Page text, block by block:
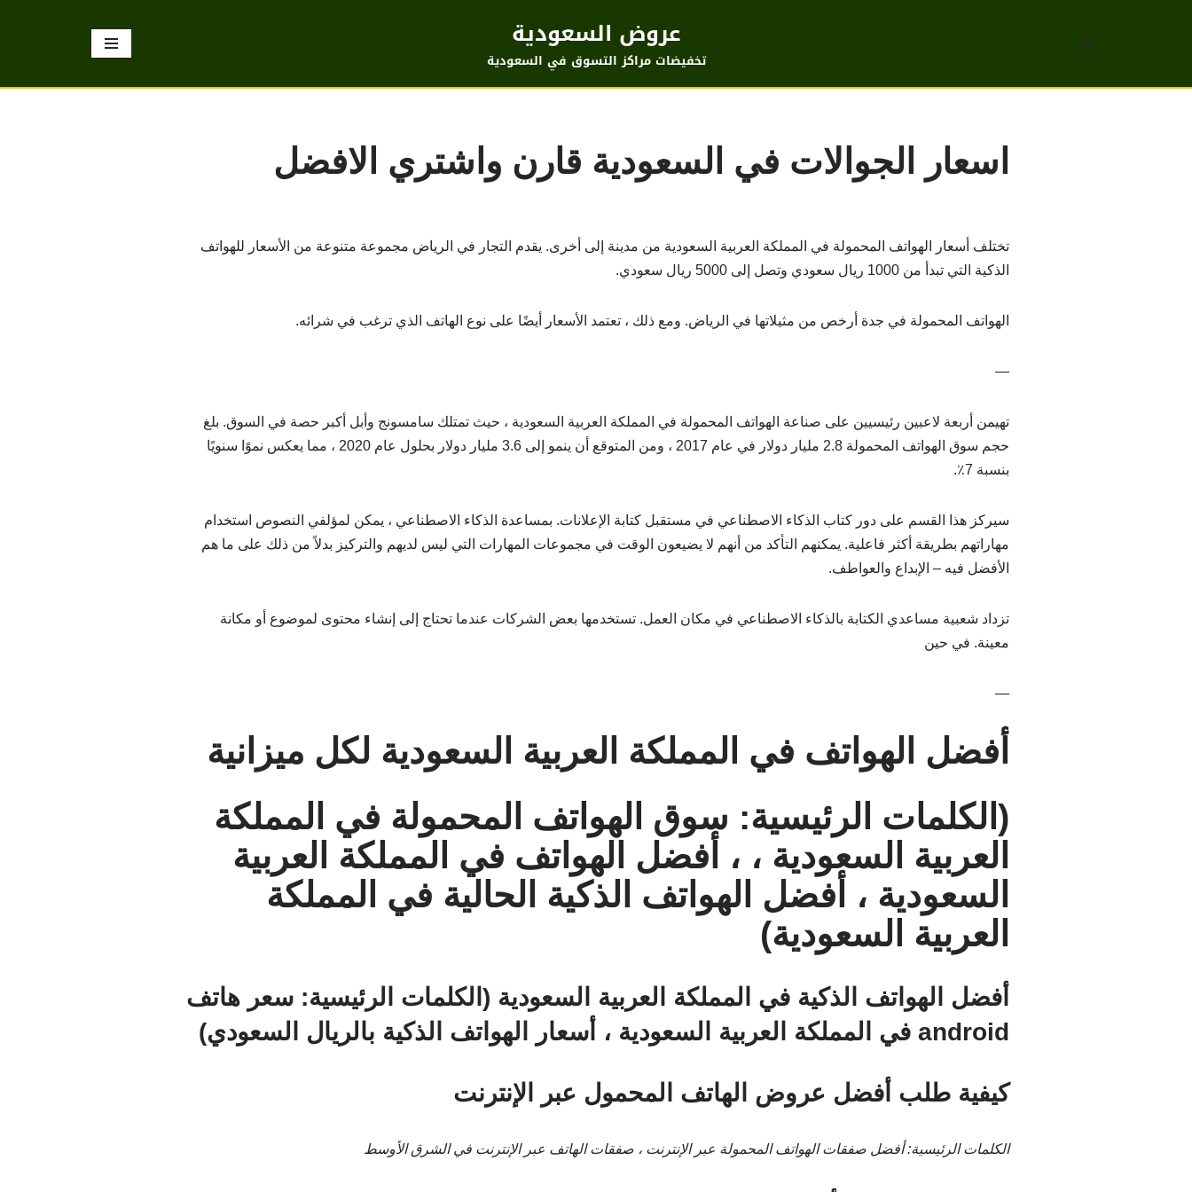
عروض السعودية
تخفيضات مراكز التسوق في السعودية
اسعار الجوالات في السعودية قارن واشتري الافضل
تختلف أسعار الهواتف المحمولة في المملكة العربية السعودية من مدينة إلى أخرى. يقدم التجار في الرياض مجموعة متنوعة من الأسعار للهواتف
الذكية التي تبدأ من 1000 ريال سعودي وتصل إلى 5000 ريال سعودي.
الهواتف المحمولة في جدة أرخص من مثيلاتها في الرياض. ومع ذلك ، تعتمد الأسعار أيضًا على نوع الهاتف الذي ترغب في شرائه.
—
تهيمن أربعة لاعبين رئيسيين على صناعة الهواتف المحمولة في المملكة العربية السعودية ، حيث تمتلك سامسونج وأبل أكبر حصة في السوق. بلغ
حجم سوق الهواتف المحمولة 2.8 مليار دولار في عام 2017 ، ومن المتوقع أن ينمو إلى 3.6 مليار دولار بحلول عام 2020 ، مما يعكس نموًا سنويًا
بنسبة 7٪.
سيركز هذا القسم على دور كتاب الذكاء الاصطناعي في مستقبل كتابة الإعلانات. بمساعدة الذكاء الاصطناعي ، يمكن لمؤلفي النصوص استخدام
مهاراتهم بطريقة أكثر فاعلية. يمكنهم التأكد من أنهم لا يضيعون الوقت في مجموعات المهارات التي ليس لديهم والتركيز بدلاً من ذلك على ما هم
الأفضل فيه – الإبداع والعواطف.
تزداد شعبية مساعدي الكتابة بالذكاء الاصطناعي في مكان العمل. تستخدمها بعض الشركات عندما تحتاج إلى إنشاء محتوى لموضوع أو مكانة
معينة. في حين
—
أفضل الهواتف في المملكة العربية السعودية لكل ميزانية
(الكلمات الرئيسية: سوق الهواتف المحمولة في المملكة
العربية السعودية ، ، أفضل الهواتف في المملكة العربية
السعودية ، أفضل الهواتف الذكية الحالية في المملكة
العربية السعودية)
أفضل الهواتف الذكية في المملكة العربية السعودية (الكلمات الرئيسية: سعر هاتف
android في المملكة العربية السعودية ، أسعار الهواتف الذكية بالريال السعودي)
كيفية طلب أفضل عروض الهاتف المحمول عبر الإنترنت
الكلمات الرئيسية: أفضل صفقات الهواتف المحمولة عبر الإنترنت ، صفقات الهاتف عبر الإنترنت في الشرق الأوسط